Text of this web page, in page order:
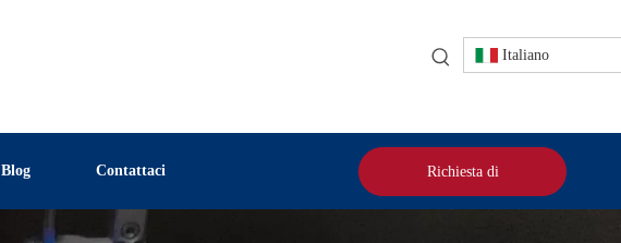
Italiano
Blog Contattaci Richiesta di